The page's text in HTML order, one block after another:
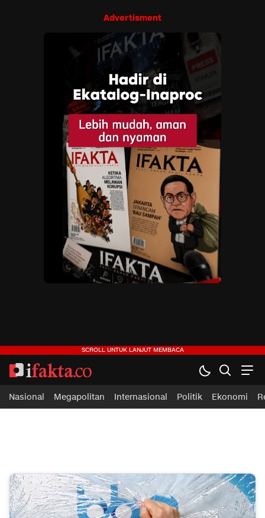
Advertisment
ifakta.co
#pastibenar
Nasional Megapolitan Internasional Politik Ekonomi